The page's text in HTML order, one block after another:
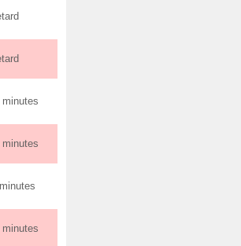
minutes
minutes
minutes